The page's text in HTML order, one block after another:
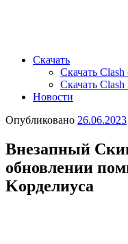
Скачать
Скачать Clash
Скачать Clash
Новости
Опубликовано 26.06.2023
Βнезaпный
обновлении
Κоpделиуca